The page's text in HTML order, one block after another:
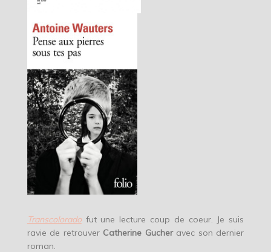
Transcoloradofut une lecture coup de coeur. Je suis
ravie de retrouver Catherine Gucheravec son dernier
roman.